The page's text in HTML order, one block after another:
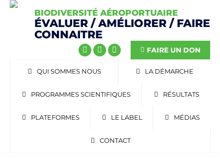
BIODIVERSITÉ AÉROPORTUAIRE
ÉVALUER / AMÉLIORER / FAIRE
CONNAITRE
FAIRE UN DON
QUI SOMMES NOUS LA DÉMARCHE
PROGRAMMES SCIENTIFIQUES RÉSULTATS
PLATEFORMES LE LABEL MÉDIAS
CONTACT